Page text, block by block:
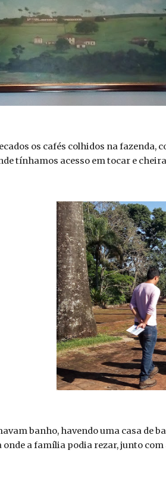
os cafés colhidos na fazenda,
tínhamos acesso em tocar e
banho, havendo uma casa de
a família podia rezar, junto